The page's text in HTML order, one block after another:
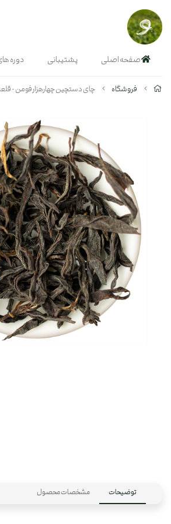
صفحه اصلی پشتیبانی دوره
فروشگاه چای دستچین چهارهزار فومن -
توضیحات مشخصات محصول